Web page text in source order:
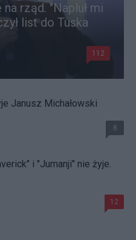
rząd. "Napluł mi
list do Tuska
112
Janusz Michałowski
8
i "Jumanji" nie żyje.
12